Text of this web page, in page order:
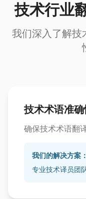
技术行业
我们深入了解技
技术术语准
确保技术术语翻
我们的解决方案：
专业技术译员团